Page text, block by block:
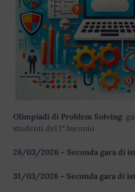
Olimpiadi di Problem Solving:
studenti del 1° biennio
26/03/2026 – Seconda gara di
31/03/2026 – Seconda gara di